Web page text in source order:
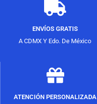
ENVÍOS GRATIS
A CDMX Y Edo. De México
ATENCIÓN PERSONALIZADA